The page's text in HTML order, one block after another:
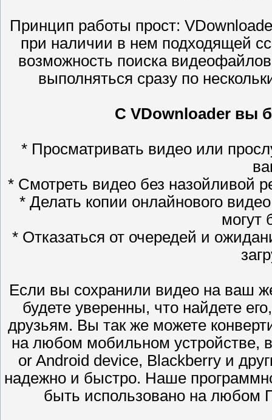
Принцип работы прост:
при наличии в нем подходящей
возможность поиска
выполняться сразу по
С VDownloader вы
* Просматривать видео или
* Смотреть видео без назойливой
* Делать копии онлайнового
могут
* Отказаться от очередей и
Если вы сохранили видео на ваш
будете уверенны, что найдете
друзьям. Вы так же можете
на любом мобильном устройстве,
or Android device, Blackberry и
надежно и быстро. Наше
быть использовано на любом